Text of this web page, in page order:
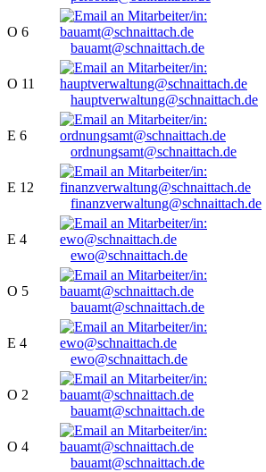
O 6
bauamt@schnaittach.de
O 11
hauptverwaltung@schnaittach.de
E 6
ordnungsamt@schnaittach.de
E 12
finanzverwaltung@schnaittach.de
E 4
ewo@schnaittach.de
O 5
bauamt@schnaittach.de
E 4
ewo@schnaittach.de
O 2
bauamt@schnaittach.de
O 4
bauamt@schnaittach.de